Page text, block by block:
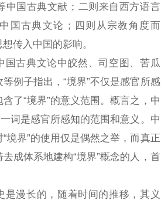
中国古典文献；二则来自西方语言
国古典文论；四则从宗教角度而
传入中国的影响。
国古典文论中皎然、司空图、苦瓜
例子指出，“境界”不仅是感官所感
了“境界”的意义范围。概言之，中
词是感官所感知的范围和意义。中
境界”的使用仅是偶然之举，而真正
成体系地建构“境界”概念的人，首
是漫长的，随着时间的推移，其义